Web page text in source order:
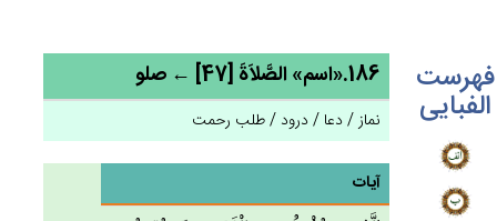
فهرست
الفبایی
186.«اسم» الصَّلاَة‌َ [47] ← صلو
نماز / دعا / درود / طلب رحمت
آیات